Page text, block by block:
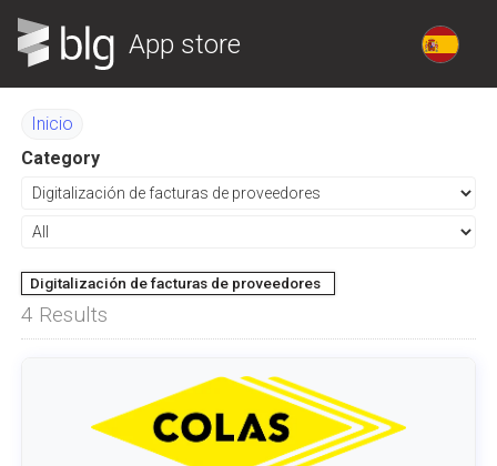
App store
Inicio
Category
Digitalización de facturas de proveedores
4 Results